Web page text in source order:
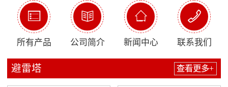

所有产品

公司简介

新闻中心

联系我们
避雷塔 查看更多+